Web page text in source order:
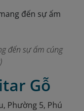
đến sự ấm cúng
Gỗ
Phường 5, Phú